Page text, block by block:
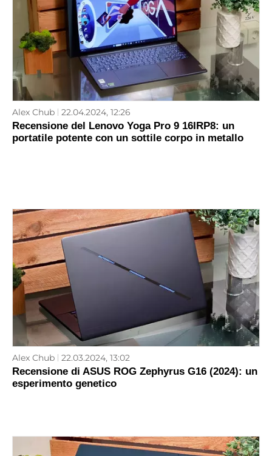
Alex Chub 22.04.2024, 12:26
Recensione del Lenovo Yoga Pro 9 16IRP8: un
portatile potente con un sottile corpo in metallo
Alex Chub 22.03.2024, 13:02
Recensione di ASUS ROG Zephyrus G16 (2024): un
esperimento genetico